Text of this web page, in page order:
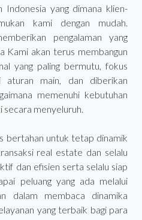
yang dimana klien-
kami dengan mudah.
pengalaman yang
Kami akan terus membangun
yang paling bermutu, fokus
aturan main, dan diberikan
memenuhi kebutuhan
menyeluruh.
bertahan untuk tetap dinamik
real estate dan selalu
dan efisien serta selalu siap
peluang yang ada melalui
dalam membaca dinamika
yang terbaik bagi para